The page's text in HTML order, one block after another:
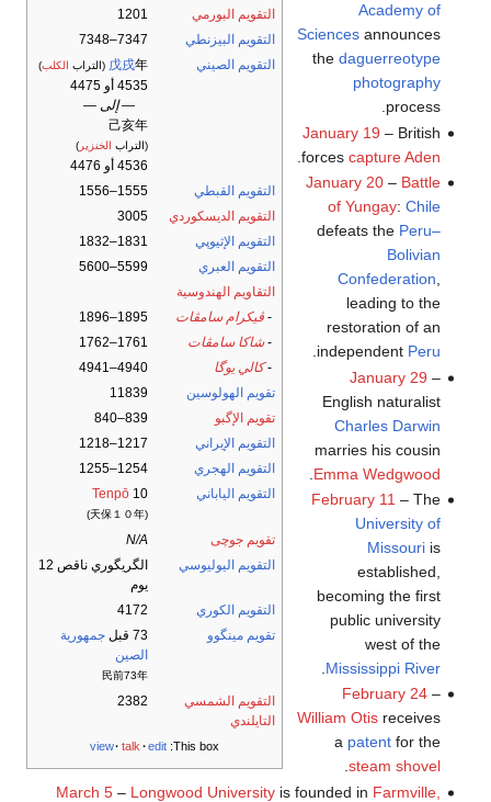
التقويم البورمي
1201
التقويم البيزنطي
7347–7348
التقويم الصيني
戊戌年 (التراب الكلب)
4535 أو 4475
— إلى —
己亥年
(التراب الخنزير )
4536 أو 4476
التقويم القبطي
1555–1556
التقويم الديسكوردي
3005
التقويم الإثيوپي
1831–1832
التقويم العبري
5599–5600
التقاويم الهندوسية
- ڤيكرام سامڤات
1895–1896
-شاكا سامڤات
1761–1762
-كالي يوگا
4940–4941
تقويم الهولوسين
11839
تقويم الإگبو
839–840
التقويم الإيراني
1217–1218
التقويم الهجري
1254–1255
التقويم الياباني
Tenpō 10
(天保１０年)
تقويم جوچى
N/A
التقويم اليوليوسي
الگريگوري ناقص 12
يوم
التقويم الكوري
4172
تقويم مينگوو
73 قبل
جمهورية
الصين
民前73年
التقويم الشمسي
التايلندي
2382
This box:
view talk edit
Academy of
Sciencesannounces
the daguerreotype
photography
process.
January 19 – British
forces capture Aden
January 20– Battle
of Yungay: Chile
defeats the Peru–
Bolivian
Confederation
leading to the
restoration of an
independent Peru
January 29 –
English naturalist
Charles Darwin
marries his cousin
Emma Wedgwood
February 11 – The
University of
Missouriis
established,
becoming the first
public university
west of the
Mississippi River
February 24–
William Otisreceives
a patentfor the
steam shovel
.
March 5– Longwood Universityis founded in Farmville,